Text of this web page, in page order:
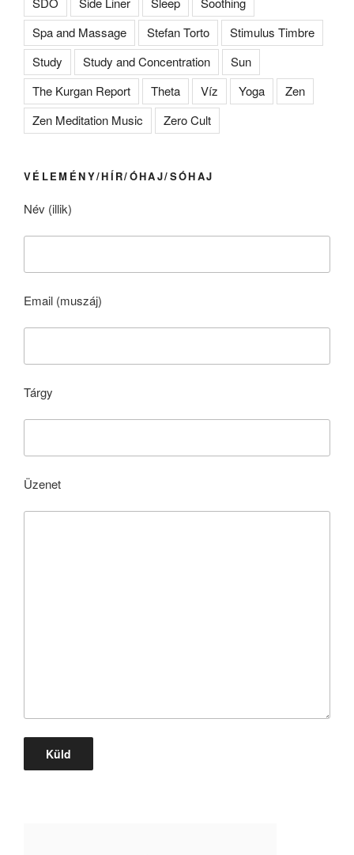
Spa and Massage
Stefan Torto
Stimulus Timbre
Study
Study and Concentration
Sun
The Kurgan Report
Theta Víz Yoga
Zen
Zen Meditation Music
Zero Cult
VÉLEMÉNY/HÍR/ÓHAJ/SÓHAJ
Név (illik)
Email (muszáj)
Tárgy
Üzenet